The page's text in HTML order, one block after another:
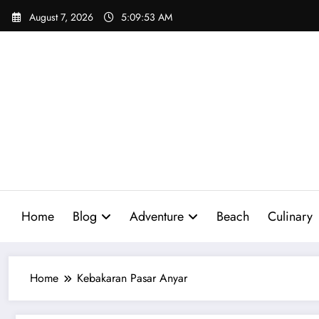
Skip
August 7, 2026 5:09:54 AM
Home Blog Adventure Beach Culinary
Home Kebakaran Pasar Anyar